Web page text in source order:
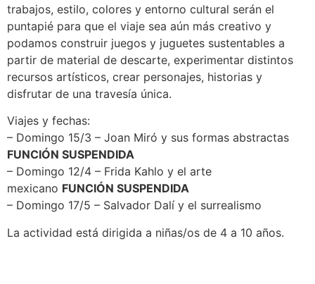
trabajos, estilo, colores y entorno cultural serán el
puntapié para que el viaje sea aún más creativo y
podamos construir juegos y juguetes sustentables a
partir de material de descarte, experimentar distintos
recursos artísticos, crear personajes, historias y
disfrutar de una travesía única.
Viajes y fechas:
– Domingo 15/3 – Joan Miró y sus formas abstractas
FUNCIÓN SUSPENDIDA
– Domingo 12/4 – Frida Kahlo y el arte
mexicano FUNCIÓN SUSPENDIDA
– Domingo 17/5 – Salvador Dalí y el surrealismo
La actividad está dirigida a niñas/os de 4 a 10 años.